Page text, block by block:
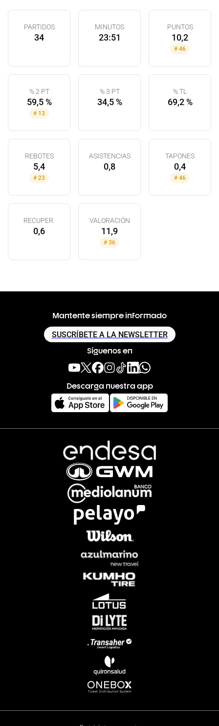
PARTIDOS
34
MINUTOS
23:51
PUNTOS
10,2
# 46
% 2 PT
59,5 %
# 13
% 3 PT
34,5 %
% TL
69,2 %
REBOTES
5,4
# 23
ASISTENCIAS
0,8
TAPONES
0,4
# 46
RECUPER.
0,6
VALORACIÓN
11,9
# 36
Mantente siempre informado
SUSCRÍBETE A LA NEWSLETTER
Síguenos en
Descarga nuestra app